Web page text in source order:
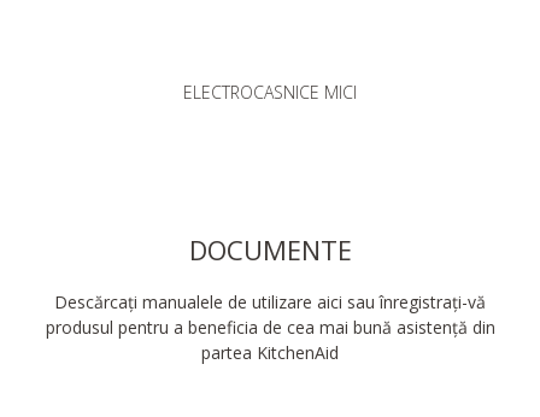
ELECTROCASNICE MICI
DOCUMENTE
Descărcați manualele de utilizare aici sau înregistrați-vă
produsul pentru a beneficia de cea mai bună asistență din
partea KitchenAid